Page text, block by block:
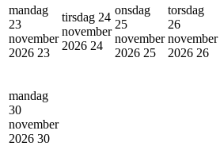
mandag
23
november
2026 23
tirsdag 24
november
2026 24
onsdag
25
november
2026 25
torsdag
26
november
2026 26
mandag
30
november
2026 30